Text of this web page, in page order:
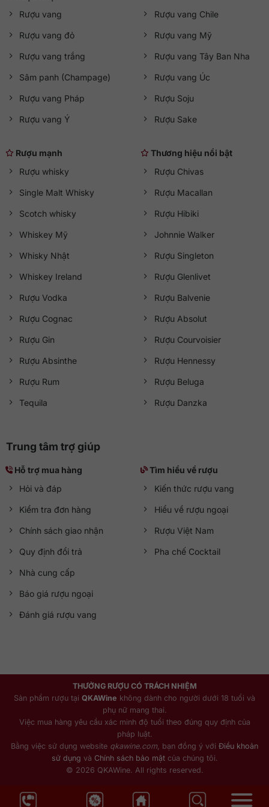
năm của nhà Cantine San Marzano vẫn kịp có mặt tại Việt
mua rượu vang Ý chính hãng với giá tốt nhất, đừng quên
– đơn vị nhập khẩu & phân phối rượu van guy tín
hàng đầu. Liên hệ ngay QKAWine theo hotline 0363 90
9636 hoặc truy cập qkawine.com để được tư vấn chi tiết về
Rượu vang
Rượu vang đỏ
Rượu vang trắng
Sâm panh (Champage)
Rượu vang Pháp
Rượu vang Ý
Rượu vang Chile
Rượu vang Mỹ
Rượu vang Tây Ban Nha
Rượu vang Úc
Rượu Soju
Rượu Sake
Rượu mạnh
Rượu whisky
Single Malt Whisky
Scotch whisky
Whiskey Mỹ
Whisky Nhật
Whiskey Ireland
Rượu Vodka
Rượu Cognac
Rượu Gin
Rượu Absinthe
Rượu Rum
Tequila
Thương hiệu nổi bật
Rượu Chivas
Rượu Macallan
Rượu Hibiki
Johnnie Walker
Rượu Singleton
Rượu Glenlivet
Rượu Balvenie
Rượu Absolut
Rượu Courvoisier
Rượu Hennessy
Rượu Beluga
Rượu Danzka
Trung tâm trợ giúp
Hỗ trợ mua hàng
Hỏi và đáp
Kiểm tra đơn hàng
Chính sách giao nhận
Quy định đổi trả
Nhà cung cấp
Báo giá rượu ngoại
Đánh giá rượu vang
Tìm hiểu về rượu
Kiến thức rượu vang
Hiểu về rượu ngoại
Rượu Việt Nam
Pha chế Cocktail
THƯỞNG RƯỢU CÓ TRÁCH NHIỆM
Sản phẩm rượu tại QKAWine không dành cho người dưới 18 tuổi và
phụ nữ mang thai.
Việc mua hàng yêu cầu xác minh độ tuổi theo đúng quy định của
pháp luật.
Bằng việc sử dụng website qkawine.com , bạn đồng ý với Điều khoản
sử dụng và Chính sách bảo mậtcủa chúng tôi.
© 2026 QKAWine. All rights reserved.